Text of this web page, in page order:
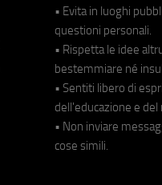
• Evita in luoghi
questioni personali.
• Rispetta le idee
bestemmiare né
• Sentiti libero di
dell'educazione e
• Non inviare
cose simili.